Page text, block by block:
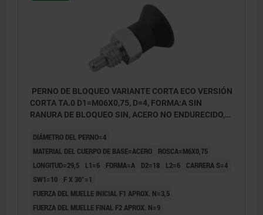
PERNO DE BLOQUEO VARIANTE CORTA ECO VERSIÓN
CORTA TA.0 D1=M06X0,75, D=4, FORMA:A SIN
RANURA DE BLOQUEO SIN, ACERO NO ENDURECIDO,
DIÁMETRO DEL PERNO=4
MATERIAL DEL CUERPO DE BASE=ACERO
ROSCA=M6X0,75
LONGITUD=29,5
L1=6 FORMA=A D2=18 L2=6
CARRERA S=4
SW1=10
F X 30°=1
FUERZA DEL MUELLE INICIAL F1 APROX. N=3,5
FUERZA DEL MUELLE FINAL F2 APROX. N=9